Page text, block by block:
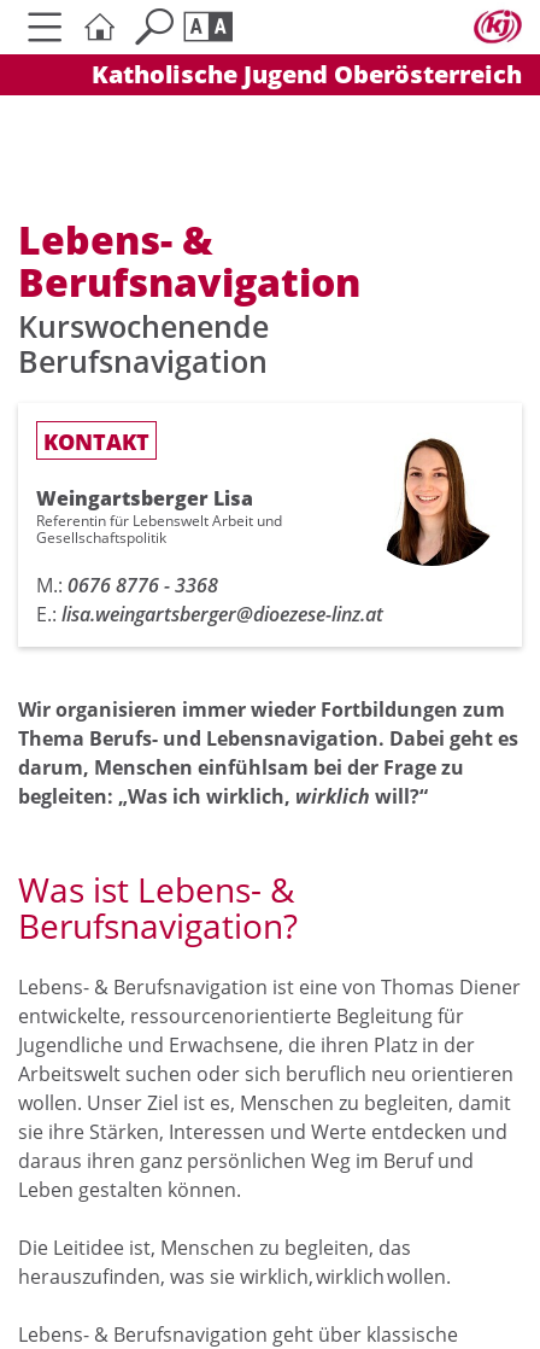
Katholische Jugend Oberösterreich
AAA
Kontrasteinstellungen
A A A A A
Lebens- &
Berufsnavigation
Kurswochenende
Berufsnavigation
KONTAKT
Weingartsberger Lisa
Referentin für Lebenswelt Arbeit und
Gesellschaftspolitik
M.: 0676 8776 - 3368
E.: lisa.weingartsberger@dioezese-linz.at
Wir organisieren immer wieder Fortbildungen zum
Thema Berufs- und Lebensnavigation. Dabei geht es
darum, Menschen einfühlsam bei der Frage zu
begleiten: „Was ich wirklich, wirklich will?“
Was ist Lebens- &
Berufsnavigation?
Lebens- & Berufsnavigation ist eine von Thomas Diener
entwickelte, ressourcenorientierte Begleitung für
Jugendliche und Erwachsene, die ihren Platz in der
Arbeitswelt suchen oder sich beruflich neu orientieren
wollen. Unser Ziel ist es, Menschen zu begleiten, damit
sie ihre Stärken, Interessen und Werte entdecken und
daraus ihren ganz persönlichen Weg im Beruf und
Leben gestalten können.
Die Leitidee ist, Menschen zu begleiten, das
herauszufinden, was sie wirklich, wirklich wollen.
Lebens- & Berufsnavigation geht über klassische